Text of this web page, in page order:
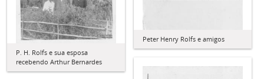
Peter Henry Rolfs e amigos
P. H. Rolfs e sua esposa
recebendo Arthur Bernardes